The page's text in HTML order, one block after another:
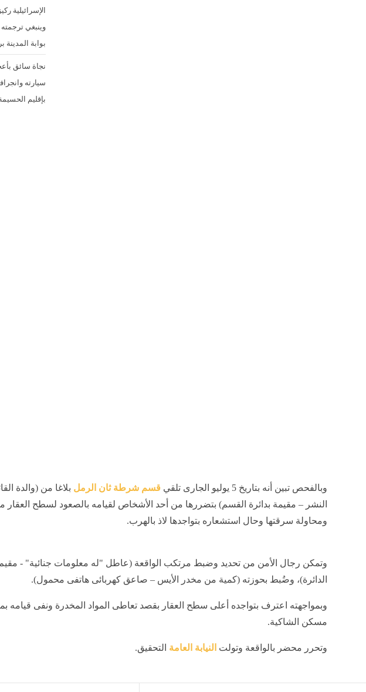
الإسرائيلية
وينبغي
بوابة
نجاة سائق
سيارته
بإقليم
وبالفحص تبين أنه بتاريخ 5 يوليو الجارى تلقي قسم شرطة ثان الرمل بلاغا من (والدة
النشر – مقيمة بدائرة القسم) بتضررها من أحد الأشخاص لقيامه بالصعود لسطح العقار
ومحاولة سرقتها وحال استشعاره بتواجدها لاذ بالهرب.
وتمكن رجال الأمن من تحديد وضبط مرتكب الواقعة (عاطل "له معلومات جنائية" -
الدائرة)، وضُبط بحوزته (كمية من مخدر الأيس – صاعق كهربائى هاتفى محمول).
وبمواجهته اعترف بتواجده أعلى سطح العقار بقصد تعاطى المواد المخدرة ونفى قيامه
مسكن الشاكية.
وتحرر محضر بالواقعة وتولت النيابة العامة التحقيق.